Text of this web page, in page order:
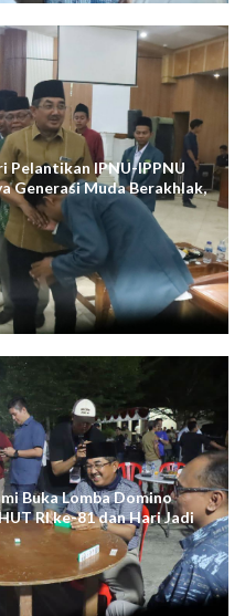
Pelantikan IPNU-IPPNU
Generasi Muda Berakhlak,
Berdaya Saing
Buka Lomba Domino
RI ke-81 dan Hari Jadi
Barat